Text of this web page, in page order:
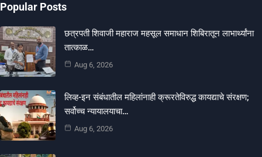
Popular Posts
छत्रपती शिवाजी महाराज महसूल समाधान शिबिरातून लाभार्थ्यांना
तात्काळ…
Aug 6, 2026
लिव्ह-इन संबंधातील महिलांनाही क्रूरतेविरुद्ध कायद्याचे संरक्षण;
सर्वोच्च न्यायालयाचा…
Aug 6, 2026